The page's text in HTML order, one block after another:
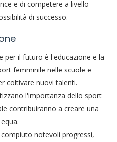
e di competere a livello
di successo.
per il futuro è l'educazione e la
femminile nelle scuole e
coltivare nuovi talenti.
l'importanza dello sport
contribuiranno a creare una
notevoli progressi,